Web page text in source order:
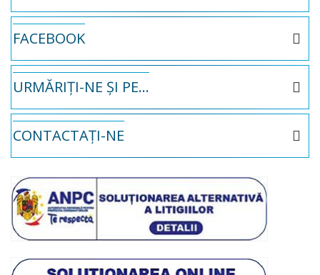
FACEBOOK
URMĂRIȚI-NE ȘI PE...
CONTACTAȚI-NE